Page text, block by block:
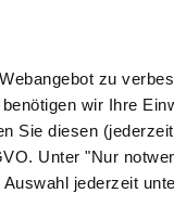
zu
wir Ihre
Sie diesen
Unter "Nur
jederzeit
Eltern & Kind